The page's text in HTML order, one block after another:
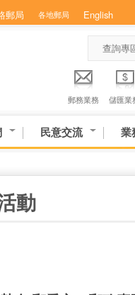
郵局 各地郵局 English
查詢專
郵務業務 儲匯業
民意交流 業
動